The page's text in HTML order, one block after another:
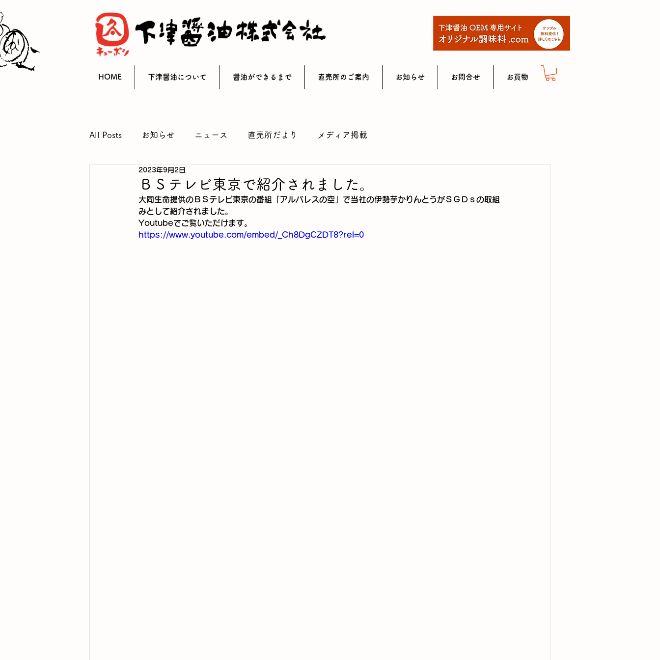
HOME 下津醤油について 醤油ができるまで 直売所のご案内 お知らせ お問合せ お買物
All Posts お知らせ ニュース 直売所だより メディア掲載
ＢＳテレビ東京で紹介されました。
2023年9月2日
大同生命提供のＢＳテレビ東京の番組「アルバレスの空」で当社の伊勢芋かりんとうがＳＧＤｓの取組
みとして紹介されました。
Youtubeでご覧いただけます。
https://www.youtube.com/embed/_Ch8DgCZDT8?rel=0